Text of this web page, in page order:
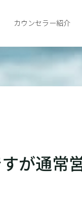
カウンセラー紹介
が通常